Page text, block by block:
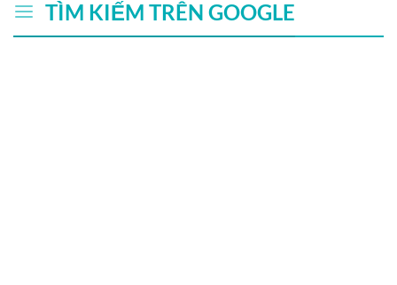
TÌM KIẾM TRÊN GOOGLE